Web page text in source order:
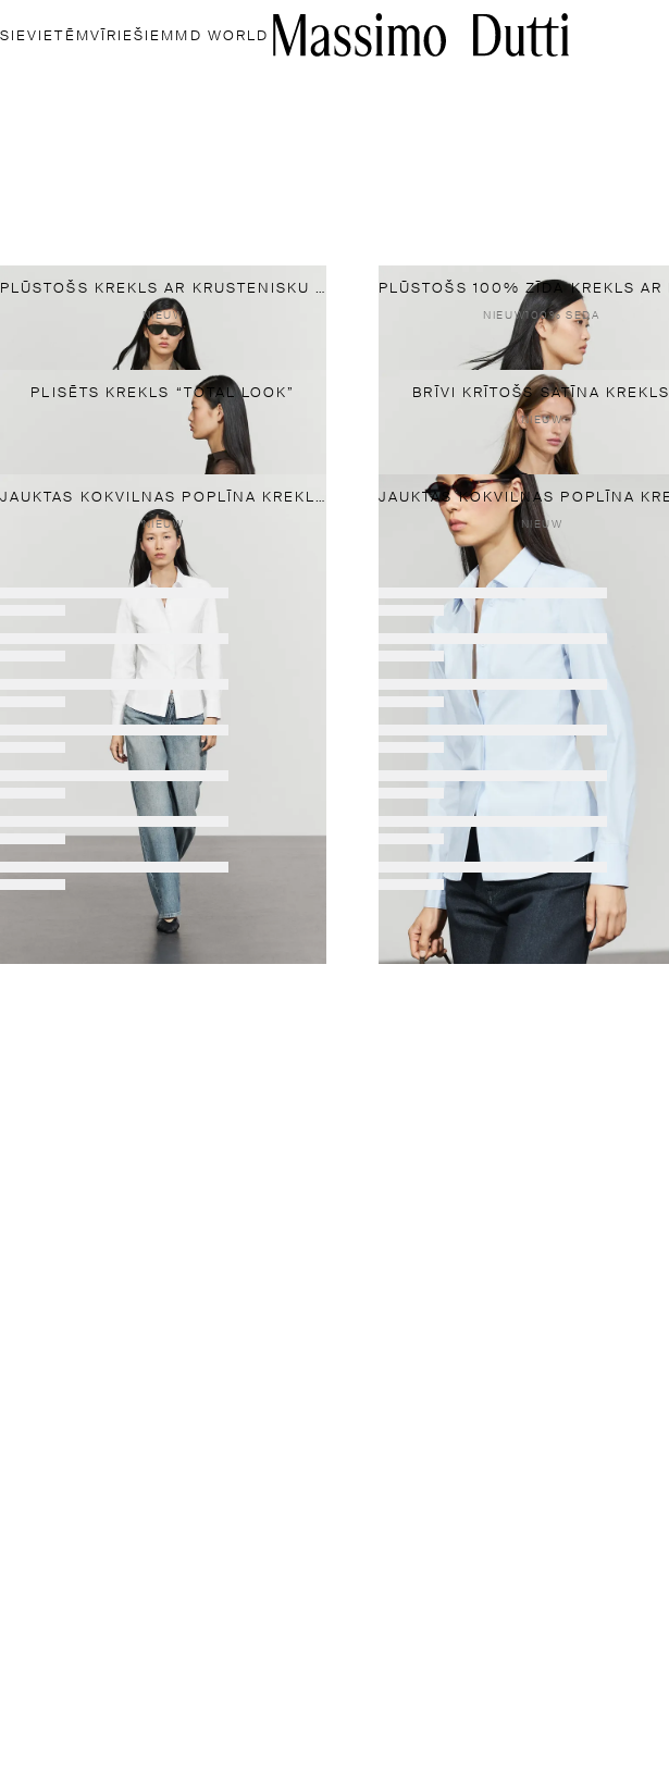
SIEVIETĒM VĪRIEŠIEM MD WORLD
PLŪSTOŠS KREKLS AR KRUSTENISKU PRIEKŠPUSI UN DRAPĒTU KAKLA IZGRIEZUMU
NIEUW NIEUW100% SEDA
PLISĒTS KREKLS “TOTAL LOOK” BRĪVI KRĪTOŠS SATĪNA KREKLS
NIEUW
JAUKTAS KOKVILNAS POPLĪNA KREKLS
NIEUW NIEUW